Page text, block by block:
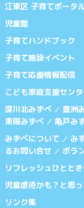
江東区 子育てポータ
児童館
子育てハンドブック
子育て施設イベント
子育て応援情報配信
こども家庭支援セン
深川北みずべ ／ 豊洲
東陽みずべ ／ 亀戸み
みずべについて ／ み
るお問い合せ ／ ボラ
リフレッシュひとと
児童虐待かも？と思
リンク集